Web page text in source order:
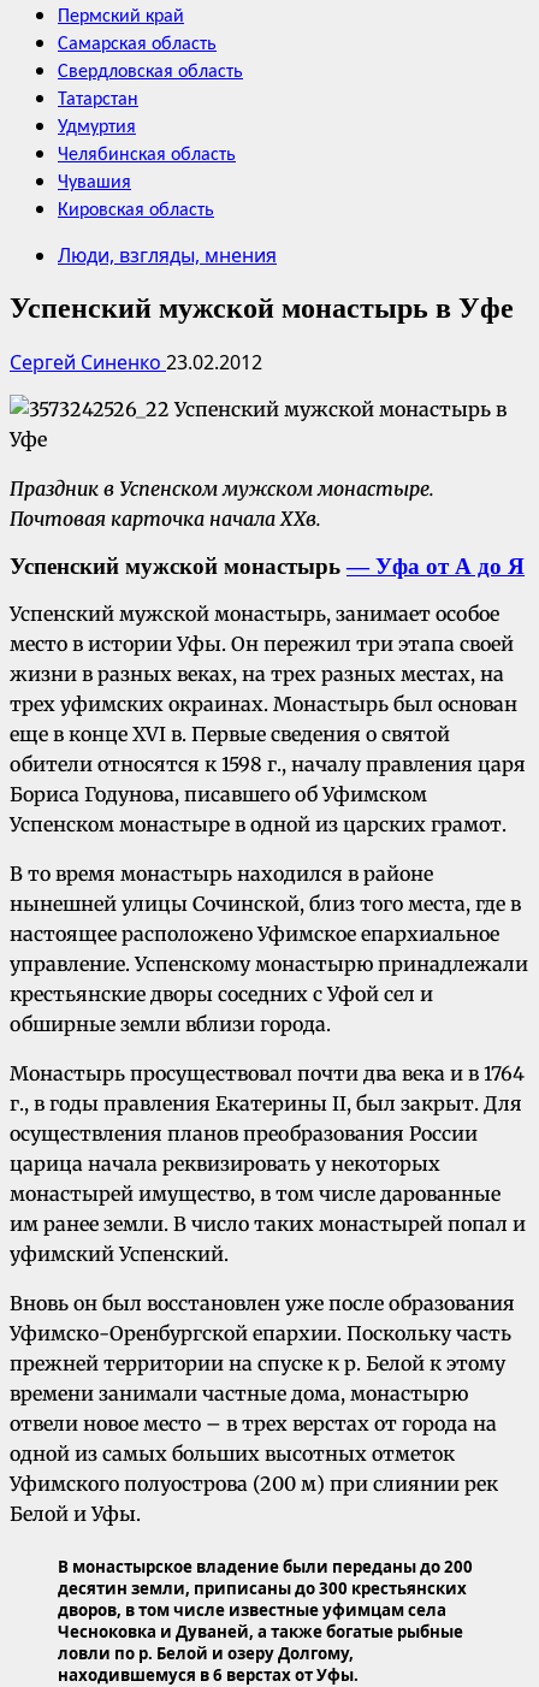
Пермский край
Самарская область
Свердловская область
Татарстан
Удмуртия
Челябинская область
Чувашия
Кировская область
Люди, взгляды, мнения
Успенский мужской монастырь в Уфе
Сергей Синенко 23.02.2012
Праздник в Успенском мужском монастыре.
Почтовая карточка начала XXв.
Успенский мужской монастырь— Уфа от А до Я
Успенский мужской монастырь, занимает особое
место в истории Уфы. Он пережил три этапа своей
жизни в разных веках, на трех разных местах, на
трех уфимских окраинах. Монастырь был основан
еще в конце XVI в. Первые сведения о святой
обители относятся к 1598 г., началу правления царя
Бориса Годунова, писавшего об Уфимском
Успенском монастыре в одной из царских грамот.
В то время монастырь находился в районе
нынешней улицы Сочинской, близ того места, где в
настоящее расположено Уфимское епархиальное
управление. Успенскому монастырю принадлежали
крестьянские дворы соседних с Уфой сел и
обширные земли вблизи города.
Монастырь просуществовал почти два века и в 1764
г., в годы правления Екатерины II, был закрыт. Для
осуществления планов преобразования России
царица начала реквизировать у некоторых
монастырей имущество, в том числе дарованные
им ранее земли. В число таких монастырей попал и
уфимский Успенский.
Вновь он был восстановлен уже после образования
Уфимско-Оренбургской епархии. Поскольку часть
прежней территории на спуске к р. Белой к этому
времени занимали частные дома, монастырю
отвели новое место – в трех верстах от города на
одной из самых больших высотных отметок
Уфимского полуострова (200 м) при слиянии рек
Белой и Уфы.
В монастырское владение были переданы до 200
десятин земли, приписаны до 300 крестьянских
дворов, в том числе известные уфимцам села
Чесноковка и Дуваней, а также богатые рыбные
ловли по р. Белой и озеру Долгому,
находившемуся в 6 верстах от Уфы.